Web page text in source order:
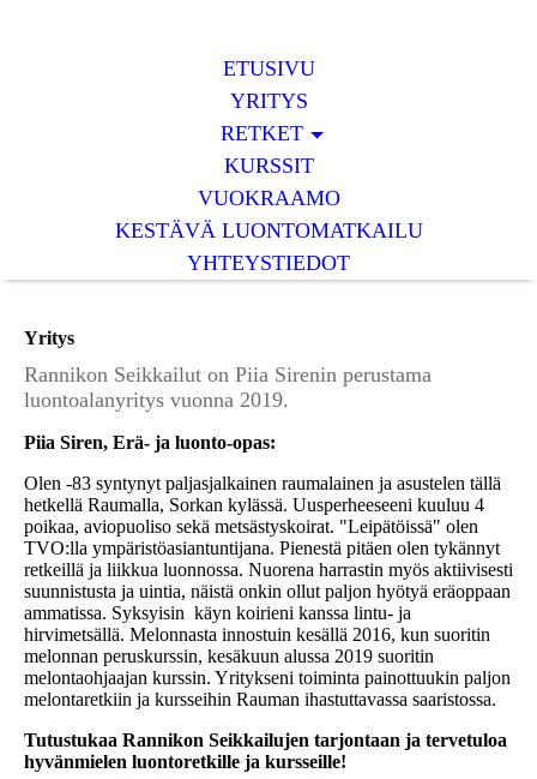
ETUSIVU
YRITYS
RETKET
KURSSIT
VUOKRAAMO
KESTÄVÄ LUONTOMATKAILU
YHTEYSTIEDOT
Yritys
Rannikon Seikkailut on Piia Sirenin perustama
luontoalanyritys vuonna 2019.
Piia Siren, Erä- ja luonto-opas:
Olen -83 syntynyt paljasjalkainen raumalainen ja asustelen tällä
hetkellä Raumalla, Sorkan kylässä. Uusperheeseeni kuuluu 4
poikaa, aviopuoliso sekä metsästyskoirat. "Leipätöissä" olen
TVO:lla ympäristöasiantuntijana. Pienestä pitäen olen tykännyt
retkeillä ja liikkua luonnossa. Nuorena harrastin myös aktiivisesti
suunnistusta ja uintia, näistä onkin ollut paljon hyötyä eräoppaan
ammatissa. Syksyisin käyn koirieni kanssa lintu- ja
hirvimetsällä. Melonnasta innostuin kesällä 2016, kun suoritin
melonnan peruskurssin, kesäkuun alussa 2019 suoritin
melontaohjaajan kurssin. Yritykseni toiminta painottuukin paljon
melontaretkiin ja kursseihin Rauman ihastuttavassa saaristossa.
Tutustukaa Rannikon Seikkailujen tarjontaan ja tervetuloa
hyvänmielen luontoretkille ja kursseille!